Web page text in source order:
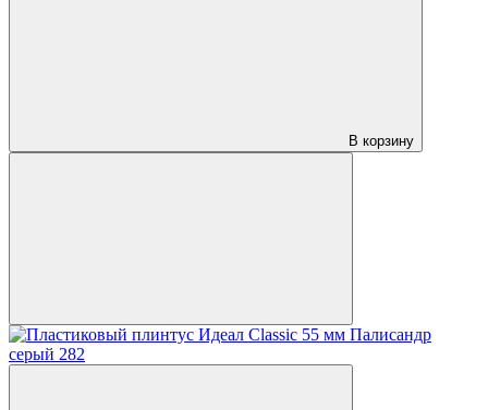
В корзину